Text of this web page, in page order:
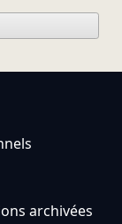
archivées